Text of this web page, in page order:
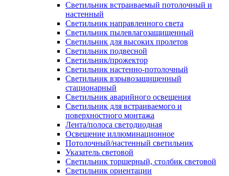
Светильник встраиваемый потолочный и
настенный
Светильник направленного света
Светильник пылевлагозащищенный
Светильник для высоких пролетов
Светильник подвесной
Светильник/прожектор
Светильник настенно-потолочный
Светильник взрывозащищенный
стационарный
Светильник аварийного освещения
Светильник для встраиваемого и
поверхностного монтажа
Лента/полоса светодиодная
Освещение иллюминационное
Потолочный/настенный светильник
Указатель световой
Светильник торшерный, столбик световой
Светильник ориентации